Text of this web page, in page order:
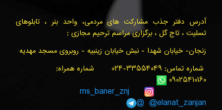
آدرس دفتر جذب مشارکت های مردمی، واحد بنر ، تابلوهای
تسلیت ، تاج گل ، برگزاری مراسم ترحیم مجازی :
زنجان- خیابان شهدا - نبش خیابان زینبیه - روبروی مسجد مهدیه
شماره تماس: ۳۳۵۵۴۰۴۹-۰۲۴ شماره همراه:
۰۹۰۲۵۴۱۰۱۶۰
ms_baner_znj
@elanat_zanjan@